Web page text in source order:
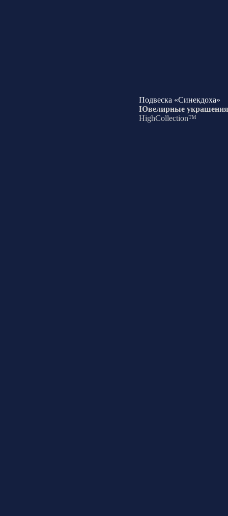
Подвеска «Синекдоха»
Ювелирные украшения
HighCollection™